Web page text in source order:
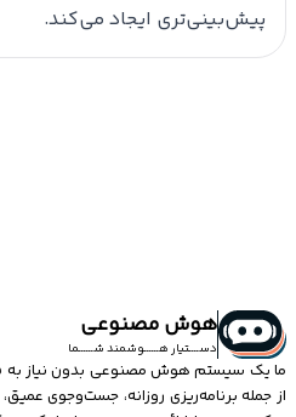
پیش‌بینی‌تری ایجاد می‌کند.
هوش مصنوعی
دســــتیار هــــــوشمند شــــــما
ما یک سیستم هوش مصنوعی بدون نیاز
از جمله برنامه‌ریزی روزانه، جست‌وجوی عمیق،